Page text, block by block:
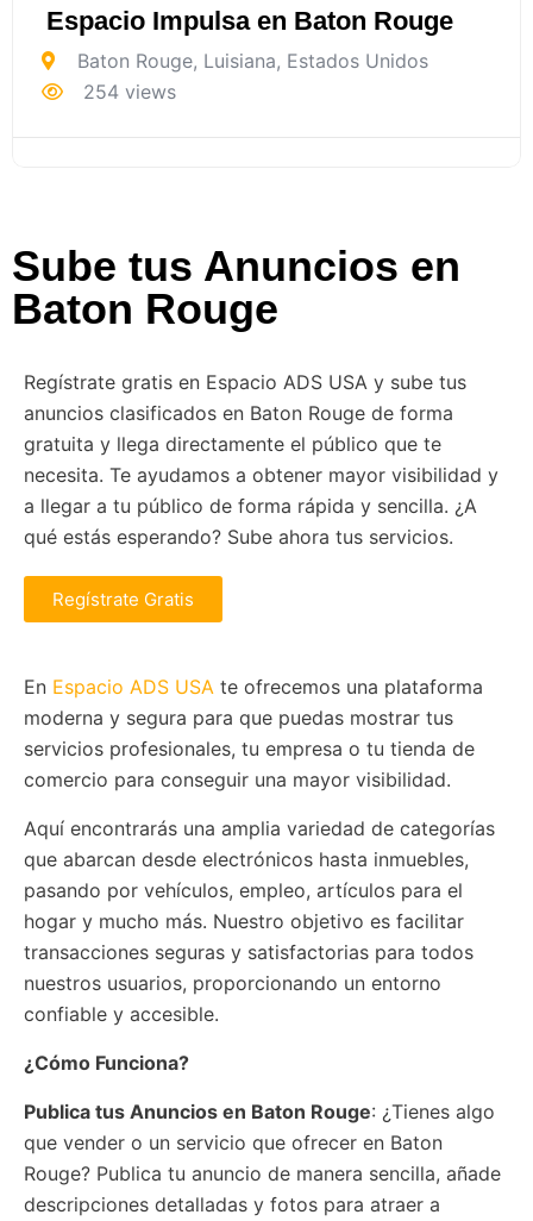
Espacio Impulsa en Baton Rouge
Baton Rouge, Luisiana, Estados Unidos
254 views
Sube tus Anuncios en
Baton Rouge
Regístrate gratis en Espacio ADS USA y sube tus
anuncios clasificados en Baton Rouge de forma
gratuita y llega directamente el público que te
necesita. Te ayudamos a obtener mayor visibilidad y
a llegar a tu público de forma rápida y sencilla. ¿A
qué estás esperando? Sube ahora tus servicios.
Regístrate Gratis
En Espacio ADS USA te ofrecemos una plataforma
moderna y segura para que puedas mostrar tus
servicios profesionales, tu empresa o tu tienda de
comercio para conseguir una mayor visibilidad.
Aquí encontrarás una amplia variedad de categorías
que abarcan desde electrónicos hasta inmuebles,
pasando por vehículos, empleo, artículos para el
hogar y mucho más. Nuestro objetivo es facilitar
transacciones seguras y satisfactorias para todos
nuestros usuarios, proporcionando un entorno
confiable y accesible.
¿Cómo Funciona?
Publica tus Anuncios en Baton Rouge: ¿Tienes algo
que vender o un servicio que ofrecer en Baton
Rouge? Publica tu anuncio de manera sencilla, añade
descripciones detalladas y fotos para atraer a